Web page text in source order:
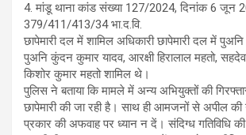
4. मांडू थाना कांड संख्या 127/2024, दिनांक 6 जून
379/411/413/34 भा.द.वि.
छापेमारी दल में शामिल अधिकारी छापेमारी दल में
पुअनि कुंदन कुमार यादव, आरक्षी हिरालाल महतो,
किशोर कुमार महतो शामिल थे।
पुलिस ने बताया कि मामले में अन्य अभियुक्तों की
छापेमारी की जा रही है। साथ ही आमजनों से अपील की
प्रकार की अफवाह पर ध्यान न दें। संदिग्ध गतिविधि